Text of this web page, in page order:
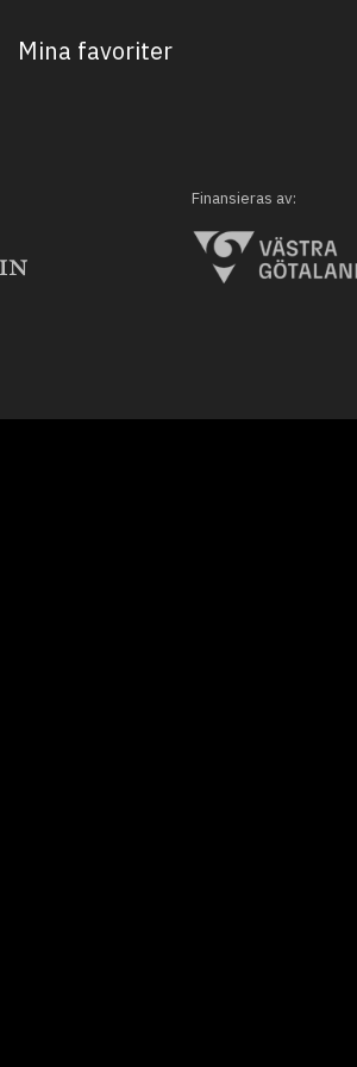
Mina favoriter
Finansieras av: